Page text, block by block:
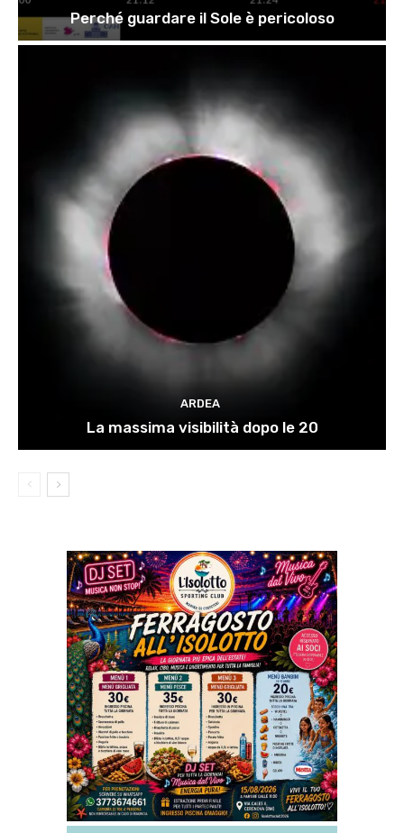
Perché guardare il Sole è pericoloso
ARDEA
La massima visibilità dopo le 20